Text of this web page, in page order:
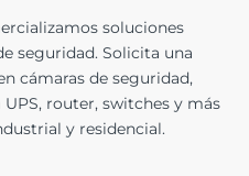
soluciones
seguridad. Solicita una
cámaras de seguridad,
router, switches y más
y residencial.